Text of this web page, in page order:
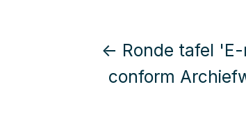
← Ronde tafel
conform